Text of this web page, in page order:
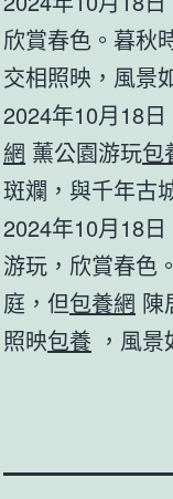
欣賞春色。暮秋
交相照映，風景
2024年10月18
網 薰公園游玩包
斑斕，與千年古
2024年10月18
游玩，欣賞春色
庭，但包養網 陳
照映包養 ，風